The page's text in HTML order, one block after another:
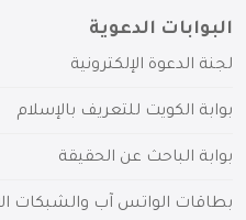
البوابات الدعوية
لجنة الدعوة الإلكترونية
بوابة الكويت للتعريف بالإسلام
بوابة الباحث عن الحقيقة
بطاقات الواتس آب والشبكات